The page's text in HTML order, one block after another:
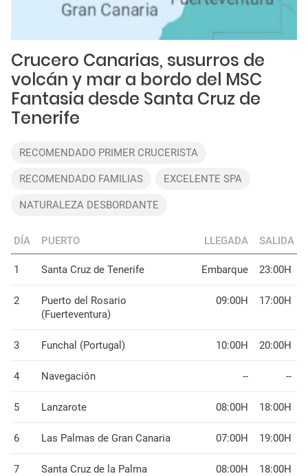
Crucero Canarias, susurros de
volcán y mar a bordo del MSC
Fantasia desde Santa Cruz de
Tenerife
RECOMENDADO PRIMER CRUCERISTA
RECOMENDADO FAMILIAS EXCELENTE SPA
NATURALEZA DESBORDANTE
DÍA PUERTO LLEGADA SALIDA
1 Santa Cruz de Tenerife Embarque 23:00H
2
Puerto del Rosario
(Fuerteventura)
09:00H 17:00H
3 Funchal (Portugal) 10:00H 20:00H
4 Navegación -- --
5 Lanzarote 08:00H 18:00H
6 Las Palmas de Gran Canaria 07:00H 19:00H
7 Santa Cruz de la Palma 08:00H 18:00H